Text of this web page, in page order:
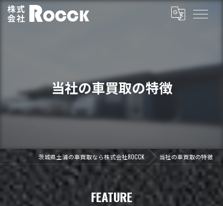
当社の車買取の特徴
茨城県土浦の車買取なら株式会社ROCCK 当社の車買取の特徴
FEATURE